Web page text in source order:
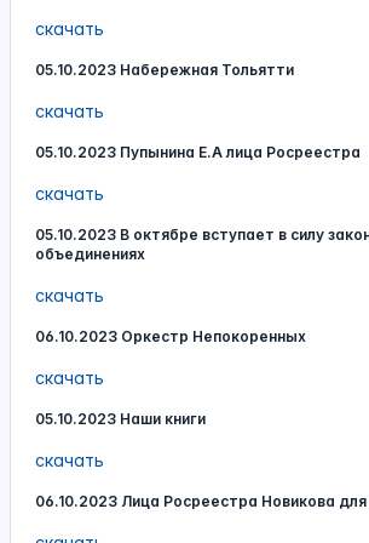
скачать
05.10.2023 Набережная Тольятти
скачать
05.10.2023 Пупынина Е.А лица Росреестра
скачать
05.10.2023 В октябре вступает в силу
объединениях
скачать
06.10.2023 Оркестр Непокоренных
скачать
05.10.2023 Наши книги
скачать
06.10.2023 Лица Росреестра Новикова